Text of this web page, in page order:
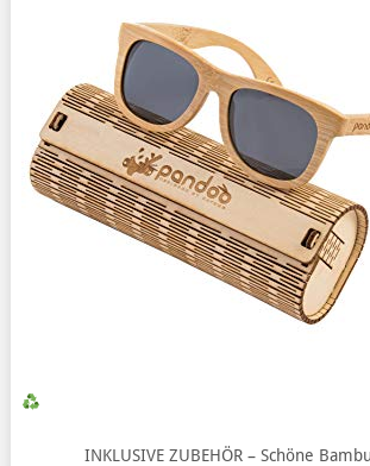
INKLUSIVE ZUBEHÖR – Schöne